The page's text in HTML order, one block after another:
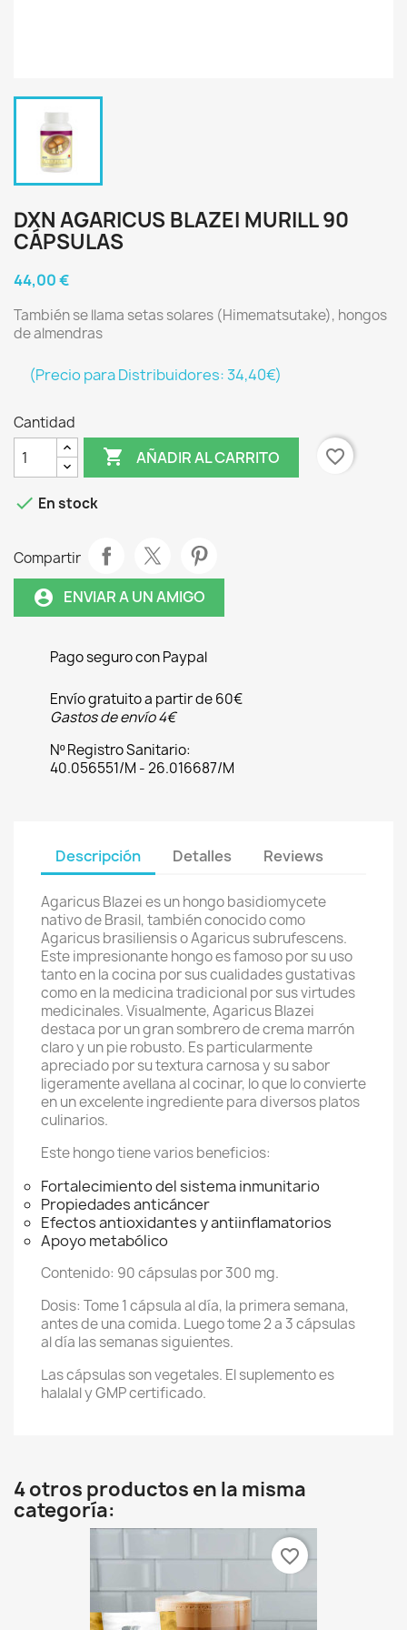
DXN AGARICUS BLAZEI MURILL 90
CÁPSULAS
44,00 €
También se llama setas solares (Himematsutake), hongos
de almendras
(Precio para Distribuidores: 34,40€)
Cantidad
 AÑADIR AL CARRITO favorite_border
 En stock
Compartir
account_circle ENVIAR A UN AMIGO
Pago seguro con Paypal
Envío gratuito a partir de 60€
Gastos de envío 4€
Nº Registro Sanitario:
40.056551/M - 26.016687/M
Descripción Detalles Reviews
Agaricus Blazei es un hongo basidiomycete
nativo de Brasil, también conocido como
Agaricus brasiliensis o Agaricus subrufescens.
Este impresionante hongo es famoso por su uso
tanto en la cocina por sus cualidades gustativas
como en la medicina tradicional por sus virtudes
medicinales. Visualmente, Agaricus Blazei
destaca por un gran sombrero de crema marrón
claro y un pie robusto. Es particularmente
apreciado por su textura carnosa y su sabor
ligeramente avellana al cocinar, lo que lo convierte
en un excelente ingrediente para diversos platos
culinarios.
Este hongo tiene varios beneficios:
Fortalecimiento del sistema inmunitario
Propiedades anticáncer
Efectos antioxidantes y antiinflamatorios
Apoyo metabólico
Contenido: 90 cápsulas por 300 mg.
Dosis: Tome 1 cápsula al día, la primera semana,
antes de una comida. Luego tome 2 a 3 cápsulas
al día las semanas siguientes.
Las cápsulas son vegetales. El suplemento es
halalal y GMP certificado.
4 otros productos en la misma
categoría:
favorite_border